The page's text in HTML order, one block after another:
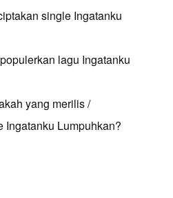
single Ingatanku
lagu Ingatanku
yang merilis /
Ingatanku Lumpuhkan?